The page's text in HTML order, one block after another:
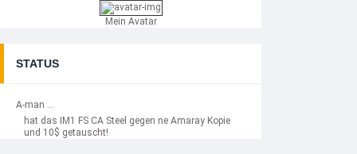
Mein Avatar
STATUS
A-man ...
hat das IM1 FS CA Steel gegen ne Amaray Kopie
und 10$ getauscht!